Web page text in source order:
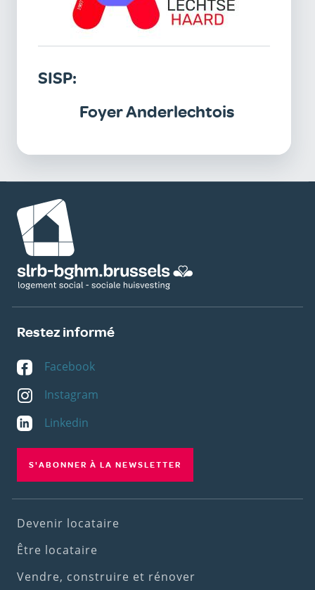
SISP:
Foyer Anderlechtois
Image
Restez informé
Facebook
Instagram
Linkedin
S'ABONNER À LA NEWSLETTER
Footer
(1st
menu)
Devenir locataire
Être locataire
Vendre, construire et rénover